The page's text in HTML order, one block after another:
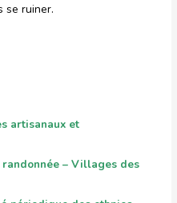
se ruiner.
artisanaux et
randonnée – Villages des